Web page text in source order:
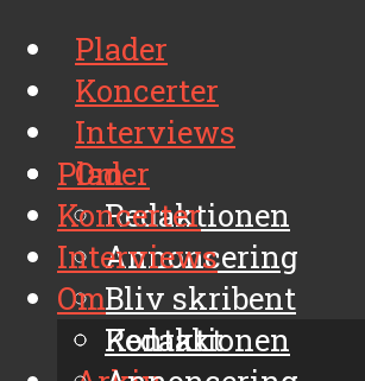
Plader
Koncerter
Interviews
Om
Redaktionen
Annoncering
Bliv skribent
Kontakt
Plader
Koncerter
Interviews
Om
Redaktionen